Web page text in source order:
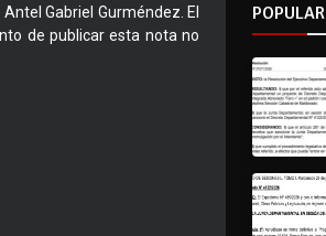
Gabriel Gurméndez. El
de publicar esta nota no
POPULAR